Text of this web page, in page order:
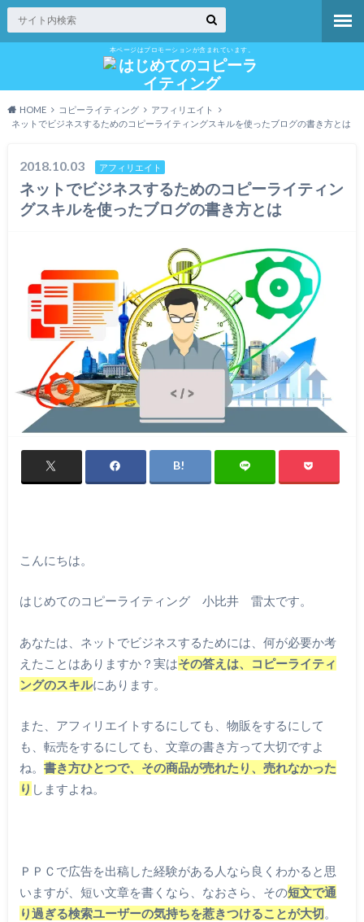
本ページはプロモーションが含まれています。
HOME コピーライティング
アフィリエイト
ネットでビジネスするためのコピーライティングスキルを使ったブログの書き方とは
2018.10.03 アフィリエイト
ネットでビジネスするためのコピーライティン
グスキルを使ったブログの書き方とは
こんにちは。
はじめてのコピーライティング 小比井 雷太です。
あなたは、ネットでビジネスするためには、何が必要か考
えたことはありますか？実はその答えは、コピーライティ
ングのスキルにあります。
また、アフィリエイトするにしても、物販をするにして
も、転売をするにしても、文章の書き方って大切ですよ
ね。 書き方ひとつで、その商品が売れたり、売れなかった
り しますよね。
ＰＰＣで広告を出稿した経験がある人なら良くわかると思
いますが、短い文章を書くなら、なおさら、その短文で通
り過ぎる検索ユーザーの気持ちを惹きつけることが大切。